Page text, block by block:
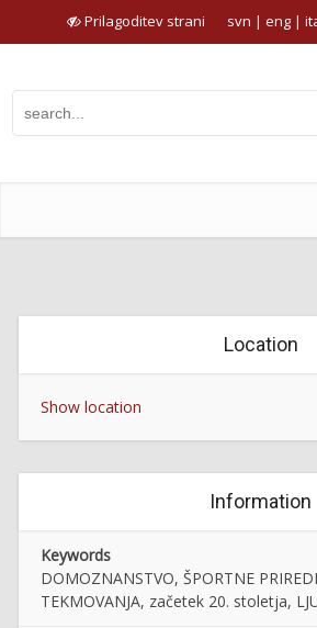
Prilagoditev strani svn | eng |
Location
Show location
Information
Keywords
DOMOZNANSTVO, ŠPORTNE
TEKMOVANJA, začetek 20. stoletja,